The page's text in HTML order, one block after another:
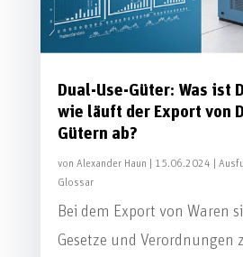
Dual-Use-Güter: Was ist
wie läuft der Export von
Gütern ab?
von Alexander Haun 15.06.2024
Glossar
Bei dem Export von Waren
Gesetze und Verordnungen